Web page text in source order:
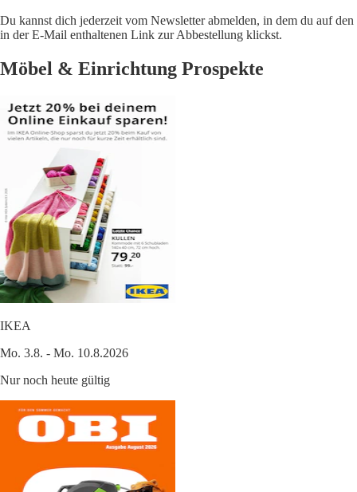
Du kannst dich jederzeit vom Newsletter abmelden, in dem du auf den
in der E-Mail enthaltenen Link zur Abbestellung klickst.
Möbel & Einrichtung Prospekte
IKEA
Mo. 3.8. - Mo. 10.8.2026
Nur noch heute gültig